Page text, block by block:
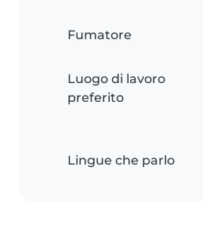
Fumatore
Luogo di lavoro
preferito
Lingue che parlo